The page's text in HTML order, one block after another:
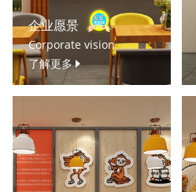
企业愿景
Corporate vision
了解更多